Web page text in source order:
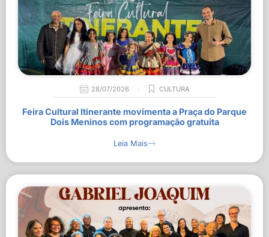
28/07/2026 CULTURA
Feira Cultural Itinerante movimenta a Praça do Parque
Dois Meninos com programação gratuita
Leia Mais